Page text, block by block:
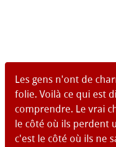
Les gens n'ont de
folie. Voilà ce qui est
comprendre. Le vrai
le côté où ils perdent
c'est le côté où ils ne